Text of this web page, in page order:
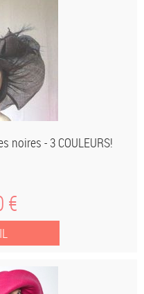
noires - 3 COULEURS!
€